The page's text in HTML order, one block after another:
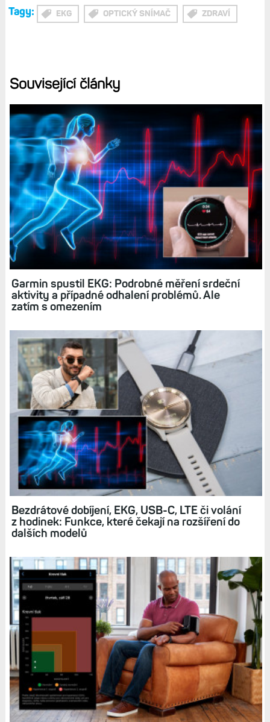
Tagy: EKG OPTICKÝ SNÍMAČ ZDRAVÍ
Související články
Garmin spustil EKG: Podrobné měření srdeční
aktivity a případné odhalení problémů. Ale
zatím s omezením
Bezdrátové dobíjení, EKG, USB-C, LTE či volání
z hodinek: Funkce, které čekají na rozšíření do
dalších modelů